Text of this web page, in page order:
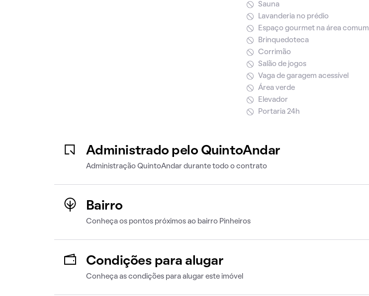
Sauna
Lavanderia no prédio
Espaço gourmet na área comum
Brinquedoteca
Corrimão
Salão de jogos
Vaga de garagem acessível
Área verde
Elevador
Portaria 24h
Administrado pelo QuintoAndar
Administração QuintoAndar durante todo o contrato
Bairro
Conheça os pontos próximos ao bairro Pinheiros
Condições para alugar
Conheça as condições para alugar este imóvel